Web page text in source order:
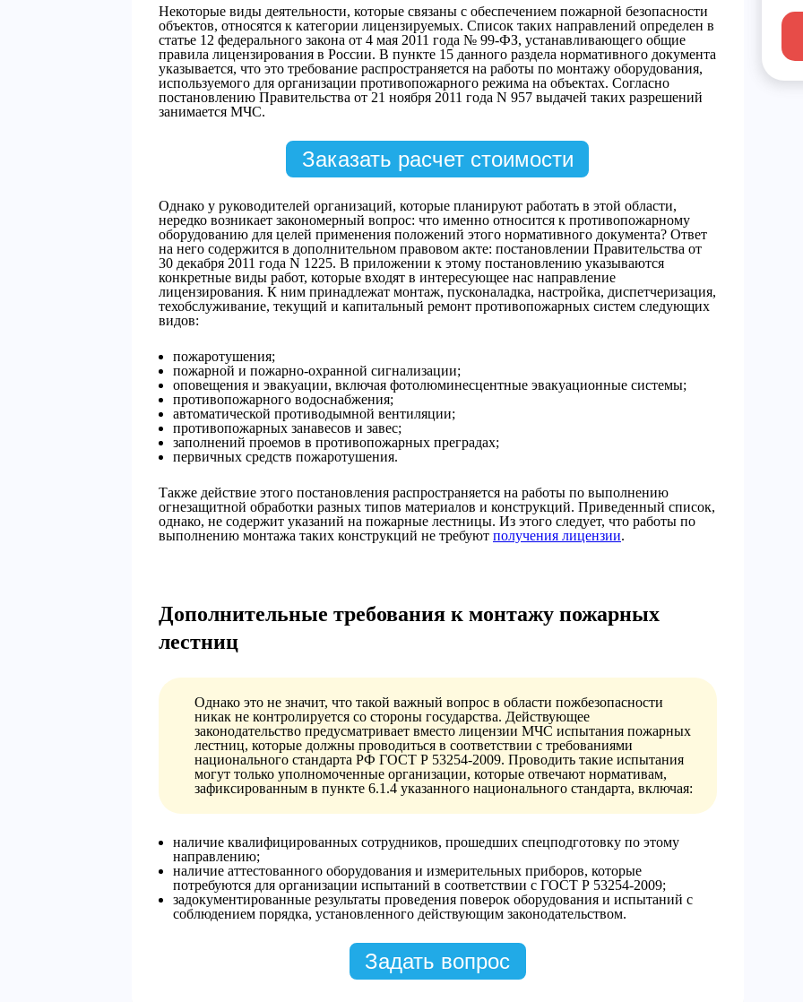
Некоторые виды деятельности, которые связаны с обеспечением пожарной безопасности
объектов, относятся к категории лицензируемых. Список таких направлений определен в
статье 12 федерального закона от 4 мая 2011 года № 99-ФЗ, устанавливающего общие
правила лицензирования в России. В пункте 15 данного раздела нормативного документа
указывается, что это требование распространяется на работы по монтажу оборудования,
используемого для организации противопожарного режима на объектах. Согласно
постановлению Правительства от 21 ноября 2011 года N 957 выдачей таких разрешений
занимается МЧС.
Заказать расчет стоимости
Однако у руководителей организаций, которые планируют работать в этой области,
нередко возникает закономерный вопрос: что именно относится к противопожарному
оборудованию для целей применения положений этого нормативного документа? Ответ
на него содержится в дополнительном правовом акте: постановлении Правительства от
30 декабря 2011 года N 1225. В приложении к этому постановлению указываются
конкретные виды работ, которые входят в интересующее нас направление
лицензирования. К ним принадлежат монтаж, пусконаладка, настройка, диспетчеризация,
техобслуживание, текущий и капитальный ремонт противопожарных систем следующих
видов:
пожаротушения;
пожарной и пожарно-охранной сигнализации;
оповещения и эвакуации, включая фотолюминесцентные эвакуационные системы;
противопожарного водоснабжения;
автоматической противодымной вентиляции;
противопожарных занавесов и завес;
заполнений проемов в противопожарных преградах;
первичных средств пожаротушения.
Также действие этого постановления распространяется на работы по выполнению
огнезащитной обработки разных типов материалов и конструкций. Приведенный список,
однако, не содержит указаний на пожарные лестницы. Из этого следует, что работы по
выполнению монтажа таких конструкций не требуют получения лицензии.
Дополнительные требования к монтажу пожарных
лестниц
Однако это не значит, что такой важный вопрос в области пожбезопасности
никак не контролируется со стороны государства. Действующее
законодательство предусматривает вместо лицензии МЧС испытания пожарных
лестниц, которые должны проводиться в соответствии с требованиями
национального стандарта РФ ГОСТ Р 53254-2009. Проводить такие испытания
могут только уполномоченные организации, которые отвечают нормативам,
зафиксированным в пункте 6.1.4 указанного национального стандарта, включая:
наличие квалифицированных сотрудников, прошедших спецподготовку по этому
направлению;
наличие аттестованного оборудования и измерительных приборов, которые
потребуются для организации испытаний в соответствии с ГОСТ Р 53254-2009;
задокументированные результаты проведения поверок оборудования и испытаний с
соблюдением порядка, установленного действующим законодательством.
Задать вопрос